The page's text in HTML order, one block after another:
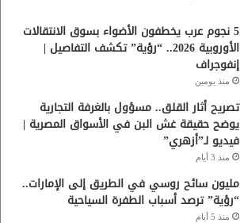
5 نجوم عرب يخطفون الأضواء بسوق الانتقالات
الأوروبية 2026.. “رؤية” تكشف التفاصيل |
إنفوجراف
منذ يومين
تصريح أثار القلق.. مسؤول بالغرفة التجارية
يوضح حقيقة غش البن في الأسواق المصرية |
فيديو لـ”أزهري”
منذ 3 أيام
مليون سائح روسي في الطريق إلى الإمارات..
“رؤية” ترصد أسباب الطفرة السياحية
منذ 5 أيام